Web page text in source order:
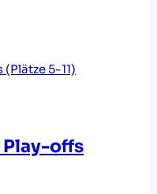
Play-offs